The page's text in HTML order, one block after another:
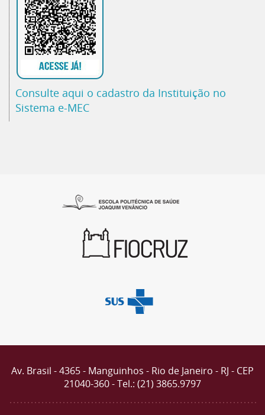
Consulte aqui o cadastro da Instituição no
Sistema e-MEC
Av. Brasil - 4365 - Manguinhos - Rio de Janeiro - RJ - CEP
21040-360 - Tel.: (21) 3865.9797